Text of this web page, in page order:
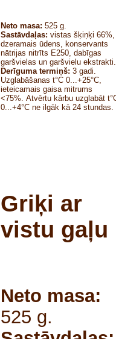
Neto masa: 525 g.
Sastāvdaļas: vistas šķiņķi 66%,
dzeramais ūdens, konservants
nātrijas nitrīts E250, dabīgas
garšvielas un garšvielu ekstrakti.
Derīguma termiņš: 3 gadi.
Uzglabāšanas t°C 0...+25°C,
ieteicamais gaisa mitrums
<75%. Atvērtu kārbu uzglabāt
0...+4°C ne ilgāk kā 24 stundas.
Griķi ar
vistu gaļu
Neto masa:
525 g.